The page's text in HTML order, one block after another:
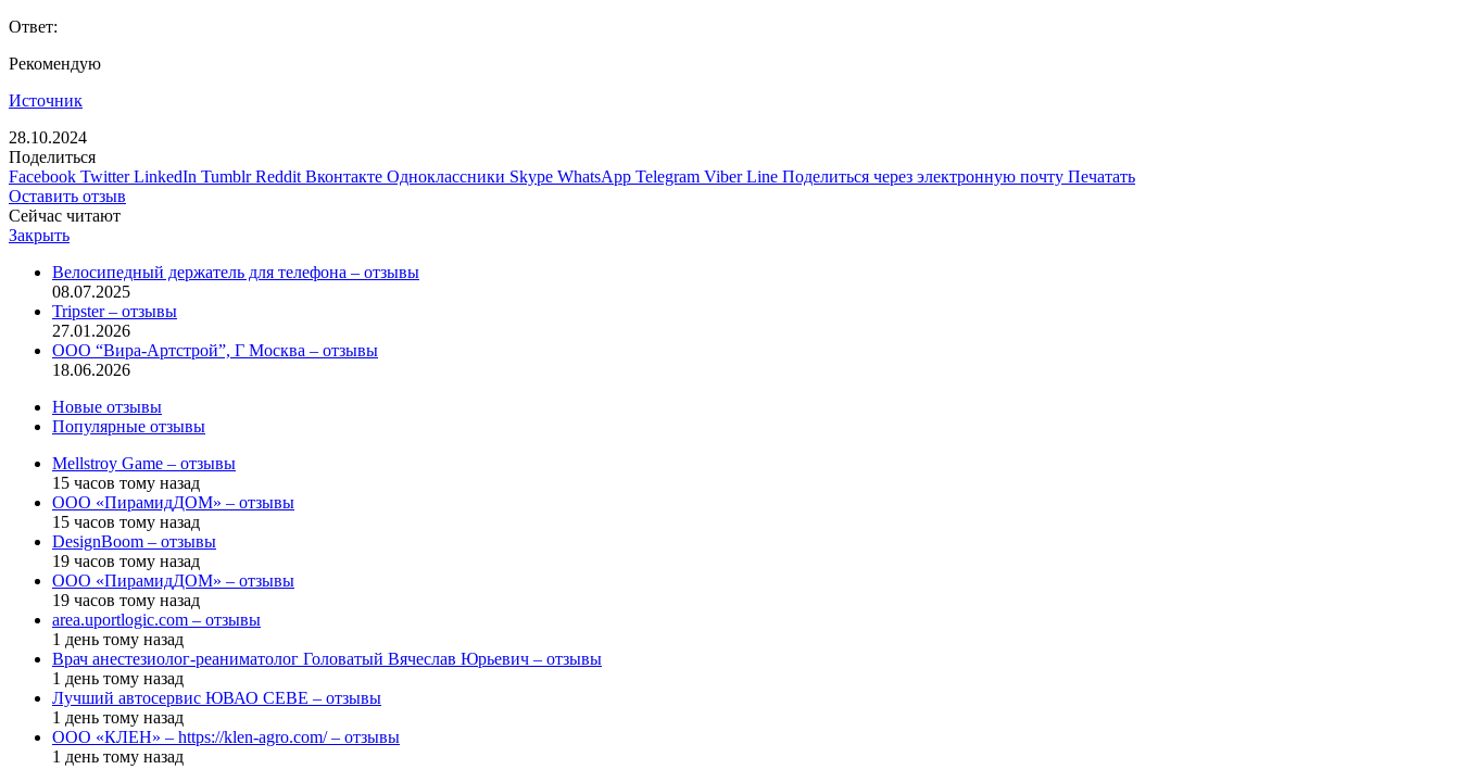
Ответ:
Рекомендую
Источник
28.10.2024
Поделиться
Facebook Twitter LinkedIn Tumblr Reddit Вконтакте Одноклассники Skype WhatsApp Telegram Viber Line Поделиться через электронную почту Печатать
Оставить отзыв
Сейчас читают
Закрыть
Велосипедный держатель для телефона – отзывы
08.07.2025
Tripster – отзывы
27.01.2026
ООО “Вира-Артстрой”, Г Москва – отзывы
18.06.2026
Новые отзывы
Популярные отзывы
Mellstroy Game – отзывы
15 часов тому назад
ООО «ПирамидДОМ» – отзывы
15 часов тому назад
DesignBoom – отзывы
19 часов тому назад
ООО «ПирамидДОМ» – отзывы
19 часов тому назад
area.uportlogic.com – отзывы
1 день тому назад
Врач анестезиолог-реаниматолог Головатый Вячеслав Юрьевич – отзывы
1 день тому назад
Лучший автосервис ЮВАО CEBE – отзывы
1 день тому назад
ООО «КЛЕН» – https://klen-agro.com/ – отзывы
1 день тому назад